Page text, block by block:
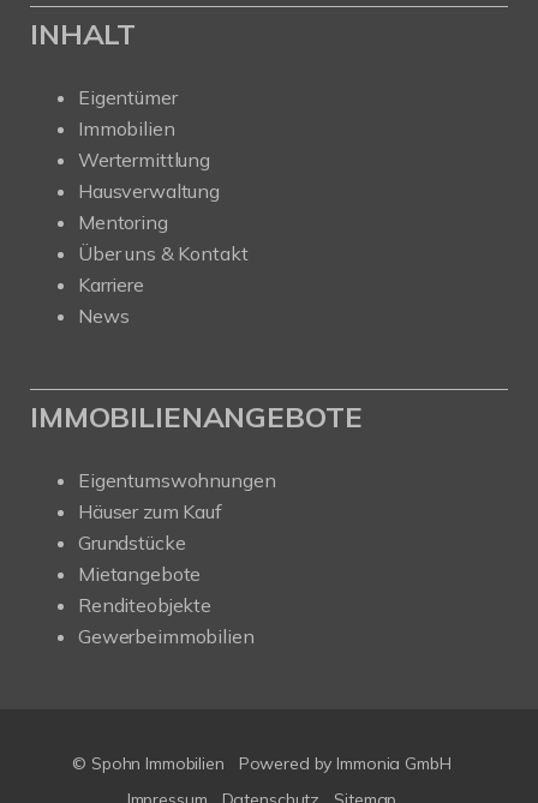
INHALT
Eigentümer
Immobilien
Wertermittlung
Hausverwaltung
Mentoring
Über uns & Kontakt
Karriere
News
IMMOBILIENANGEBOTE
Eigentumswohnungen
Häuser zum Kauf
Grundstücke
Mietangebote
Renditeobjekte
Gewerbeimmobilien
© Spohn Immobilien Powered by Immonia GmbH